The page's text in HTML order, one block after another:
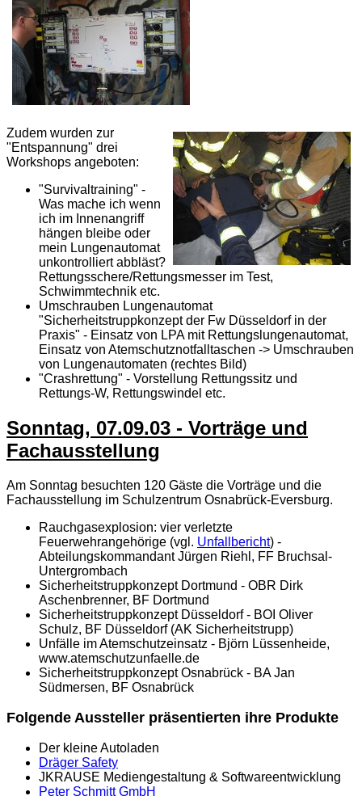
Zudem wurden zur
"Entspannung" drei
Workshops angeboten:
"Survivaltraining" -
Was mache ich wenn
ich im Innenangriff
hängen bleibe oder
mein Lungenautomat
unkontrolliert abbläst?
Rettungsschere/Rettungsmesser im Test,
Schwimmtechnik etc.
Umschrauben Lungenautomat
"Sicherheitstruppkonzept der Fw Düsseldorf in der
Praxis" - Einsatz von LPA mit Rettungslungenautomat,
Einsatz von Atemschutznotfalltaschen -> Umschrauben
von Lungenautomaten (rechtes Bild)
"Crashrettung" - Vorstellung Rettungssitz und
Rettungs-W, Rettungswindel etc.
Sonntag, 07.09.03 - Vorträge und
Fachausstellung
Am Sonntag besuchten 120 Gäste die Vorträge und die
Fachausstellung im Schulzentrum Osnabrück-Eversburg.
Rauchgasexplosion: vier verletzte
Feuerwehrangehörige (vgl. Unfallbericht) -
Abteilungskommandant Jürgen Riehl, FF Bruchsal-
Untergrombach
Sicherheitstruppkonzept Dortmund - OBR Dirk
Aschenbrenner, BF Dortmund
Sicherheitstruppkonzept Düsseldorf - BOI Oliver
Schulz, BF Düsseldorf (AK Sicherheitstrupp)
Unfälle im Atemschutzeinsatz - Björn Lüssenheide,
www.atemschutzunfaelle.de
Sicherheitstruppkonzept Osnabrück - BA Jan
Südmersen, BF Osnabrück
Folgende Aussteller präsentierten ihre Produkte
Der kleine Autoladen
Dräger Safety
JKRAUSE Mediengestaltung & Softwareentwicklung
Peter Schmitt GmbH